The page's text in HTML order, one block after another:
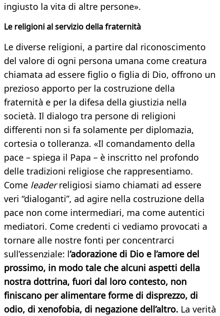
ingiusto la vita di altre persone».
Le religioni al servizio della fraternità
Le diverse religioni, a partire dal riconoscimento
del valore di ogni persona umana come creatura
chiamata ad essere figlio o figlia di Dio, offrono un
prezioso apporto per la costruzione della
fraternità e per la difesa della giustizia nella
società. Il dialogo tra persone di religioni
differenti non si fa solamente per diplomazia,
cortesia o tolleranza. «Il comandamento della
pace – spiega il Papa – è inscritto nel profondo
delle tradizioni religiose che rappresentiamo.
Come leaderreligiosi siamo chiamati ad essere
veri “dialoganti”, ad agire nella costruzione della
pace non come intermediari, ma come autentici
mediatori. Come credenti ci vediamo provocati a
tornare alle nostre fonti per concentrarci
sull’essenziale: l’adorazione di Dio e l’amore del
prossimo, in modo tale che alcuni aspetti della
nostra dottrina, fuori dal loro contesto, non
finiscano per alimentare forme di disprezzo, di
odio, di xenofobia, di negazione dell’altro. La verità